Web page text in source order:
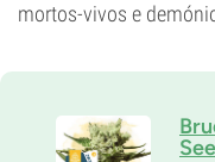
mortos-vivos e